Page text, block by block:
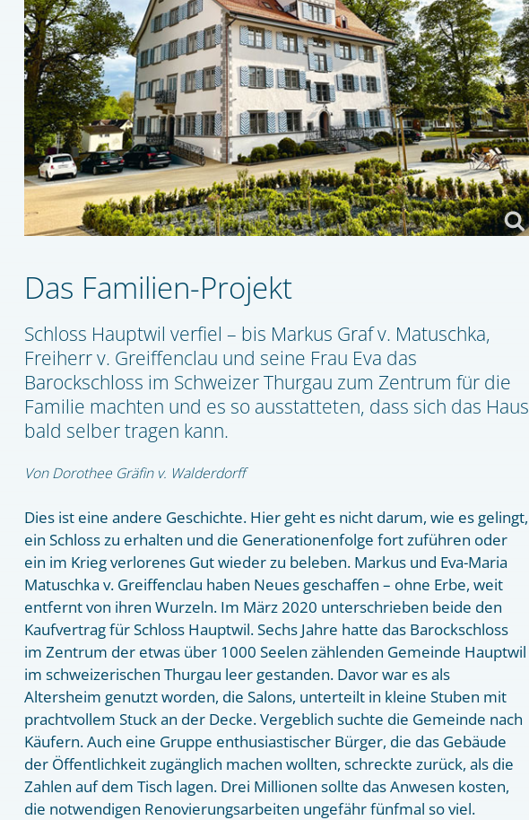
Das Familien-Projekt
Schloss Hauptwil verfiel – bis Markus Graf v. Matuschka,
Freiherr v. Greiffenclau und seine Frau Eva das
Barockschloss im Schweizer Thurgau zum Zentrum für die
Familie machten und es so ausstatteten, dass sich das Haus
bald selber tragen kann.
Von Dorothee Gräfin v. Walderdorff
Dies ist eine andere Geschichte. Hier geht es nicht darum, wie es gelingt,
ein Schloss zu erhalten und die Generationenfolge fort zuführen oder
ein im Krieg verlorenes Gut wieder zu beleben. Markus und Eva-Maria
Matuschka v. Greiffenclau haben Neues geschaffen – ohne Erbe, weit
entfernt von ihren Wurzeln. Im März 2020 unterschrieben beide den
Kaufvertrag für Schloss Hauptwil. Sechs Jahre hatte das Barockschloss
im Zentrum der etwas über 1000 Seelen zählenden Gemeinde Hauptwil
im schweizerischen Thurgau leer gestanden. Davor war es als
Altersheim genutzt worden, die Salons, unterteilt in kleine Stuben mit
prachtvollem Stuck an der Decke. Vergeblich suchte die Gemeinde nach
Käufern. Auch eine Gruppe enthusiastischer Bürger, die das Gebäude
der Öffentlichkeit zugänglich machen wollten, schreckte zurück, als die
Zahlen auf dem Tisch lagen. Drei Millionen sollte das Anwesen kosten,
die notwendigen Renovierungsarbeiten ungefähr fünfmal so viel.